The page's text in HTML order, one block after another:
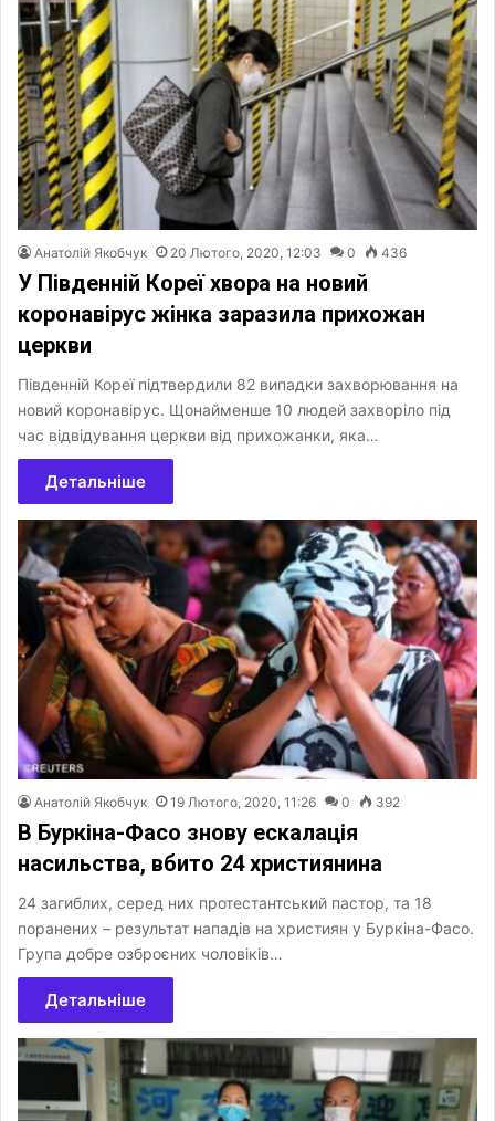
Анатолій Якобчук 20 Лютого, 2020, 12:03 0 436
У Південній Кореї хвора на новий
коронавірус жінка заразила прихожан
церкви
Південній Кореї підтвердили 82 випадки захворювання на
новий коронавірус. Щонайменше 10 людей захворіло під
час відвідування церкви від прихожанки, яка…
Детальніше
Анатолій Якобчук 19 Лютого, 2020, 11:26 0 392
В Буркіна-Фасо знову ескалація
насильства, вбито 24 християнина
24 загиблих, серед них протестантський пастор, та 18
поранених – результат нападів на християн у Буркіна-Фасо.
Група добре озброєних чоловіків…
Детальніше